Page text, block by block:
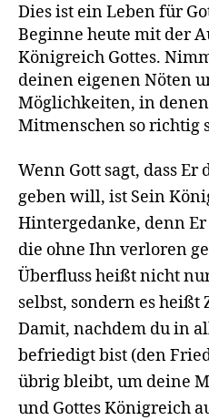
Dies ist ein Leben für
Beginne heute mit der
Königreich Gottes.
deinen eigenen Nöten
Möglichkeiten, in
Mitmenschen so richtig
Wenn Gott sagt, dass
geben will, ist Sein
Hintergedanke, denn
die ohne Ihn verloren
Überfluss heißt nicht
selbst, sondern es heißt
Damit, nachdem du in
befriedigt bist (den
übrig bleibt, um deine
und Gottes Königreich